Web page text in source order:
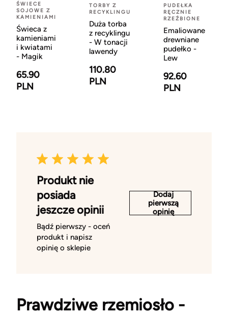
ŚWIECE
SOJOWE Z
KAMIENIAMI
Świeca z
kamieniami
i kwiatami
- Magik
65.90
PLN
TORBY Z
RECYKLINGU
Duża torba
z recyklingu
- W tonacji
lawendy
110.80
PLN
PUDEŁKA
RĘCZNIE
RZEŹBIONE
Emaliowane
drewniane
pudełko -
Lew
92.60
PLN
Produkt nie
posiada
jeszcze opinii
Bądź pierwszy - oceń
produkt i napisz
opinię o sklepie
Dodaj
pierwszą
opinię
Prawdziwe rzemiosło -